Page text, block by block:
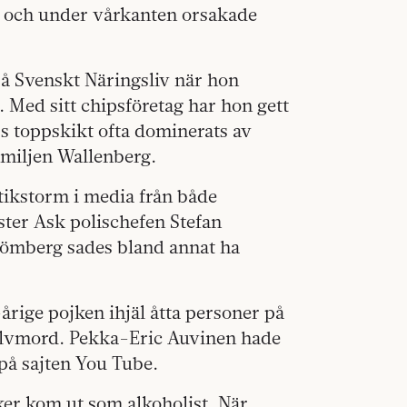
under vårkanten orsakade
Svenskt Näringsliv när hon
Med sitt chipsföretag har hon gett
toppskikt ofta dominerats av
Wallenberg.
i media från både
Ask polischefen Stefan
sades bland annat ha
pojken ihjäl åtta personer på
Pekka-Eric Auvinen hade
sajten You Tube.